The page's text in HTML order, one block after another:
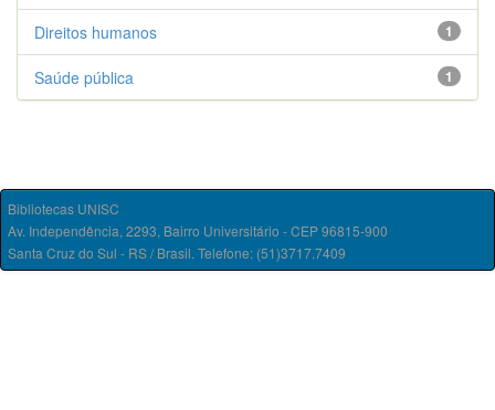
1
Direitos humanos
1
Saúde pública
Bibliotecas UNISC
Av. Independência, 2293, Bairro Universitário - CEP 96815-900
Santa Cruz do Sul - RS / Brasil. Telefone: (51)3717.7409